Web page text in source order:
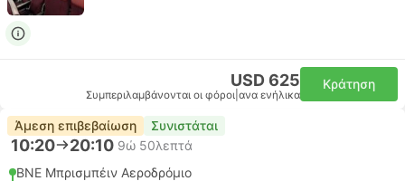
USD 625
Συμπεριλαμβάνονται οι φόροι ανα ενήλικα
Κράτηση
Άμεση επιβεβαίωση Συνιστάται
10:20 20:10 9ώ 50λεπτά
BNE Μπρισμπέιν Αεροδρόμιο